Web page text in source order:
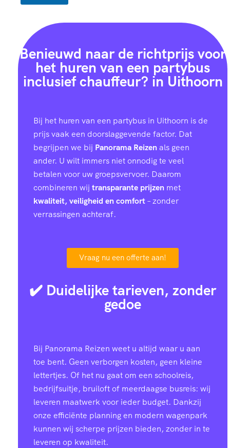
Benieuwd naar de richtprijs voor
het huren van een partybus
inclusief chauffeur? in Uithoorn
Bij het huren van een partybus in Uithoorn is de
prijs vaak een doorslaggevende factor. Dat
begrijpen we bij Panorama Reizenals geen
ander. U wilt immers niet onnodig te veel
betalen voor uw groepsvervoer. Daarom
combineren wij transparante prijzen met
kwaliteit, veiligheid en comfort– zonder
verrassingen achteraf.
Vraag nu een offerte aan!
✔️ Duidelijke tarieven, zonder
gedoe
Bij Panorama Reizen weet u altijd waar u aan
toe bent. Geen verborgen kosten, geen kleine
lettertjes. Of het nu gaat om een schoolreis,
bedrijfsuitje, bruiloft of meerdaagse busreis: wij
leveren maatwerk voor ieder budget. Dankzij
onze efficiënte planning en modern wagenpark
kunnen wij scherpe prijzen bieden, zonder in te
leveren op kwaliteit.